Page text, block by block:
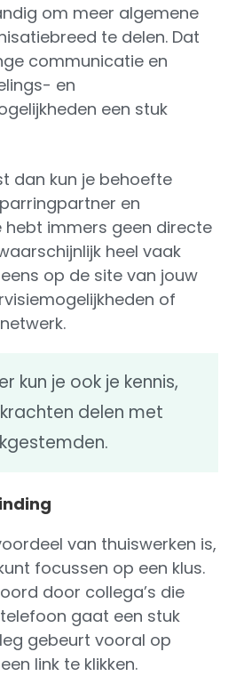
om meer algemene
te delen. Dat
communicatie en
en
een stuk
dan kun je behoefte
en
hebt immers geen directe
heel vaak
op de site van jouw
of
kun je ook je kennis,
delen met
van thuiswerken is,
focussen op een klus.
door collega’s die
gaat een stuk
gebeurt vooral op
link te klikken.